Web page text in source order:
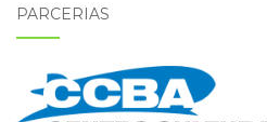
PARCERIAS